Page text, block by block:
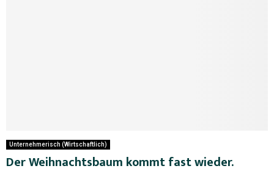
Unternehmerisch (Wirtschaftlich)
Der Weihnachtsbaum kommt fast wieder.